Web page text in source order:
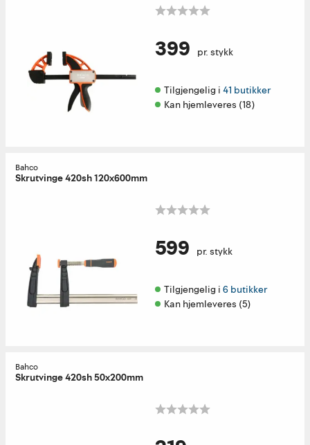
399 pr. stykk
Tilgjengelig i 41 butikker
Kan hjemleveres (18)
Bahco
Skrutvinge 420sh 120x600mm
599 pr. stykk
Tilgjengelig i 6 butikker
Kan hjemleveres (5)
Bahco
Skrutvinge 420sh 50x200mm